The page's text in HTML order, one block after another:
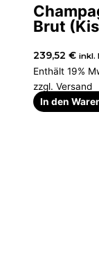
Brut
239,52 € inkl.
Enthält 19%
zzgl. Versand
In den